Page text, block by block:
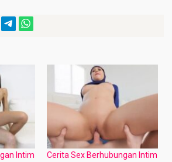
Intim
Cerita Sex Berhubungan Intim